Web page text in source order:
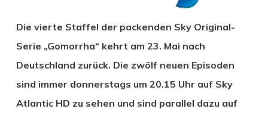
Die vierte Staffel der packenden Sky Original-
Serie „Gomorrha“ kehrt am 23. Mai nach
Deutschland zurück. Die zwölf neuen Episoden
sind immer donnerstags um 20.15 Uhr auf Sky
Atlantic HD zu sehen und sind parallel dazu auf